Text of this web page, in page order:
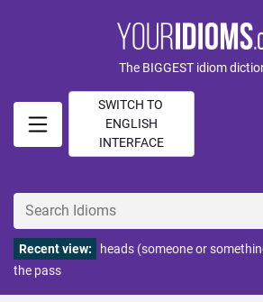
The BIGGEST idiom
SWITCH TO
ENGLISH
INTERFACE
Recent view:
heads (someone or
the pass